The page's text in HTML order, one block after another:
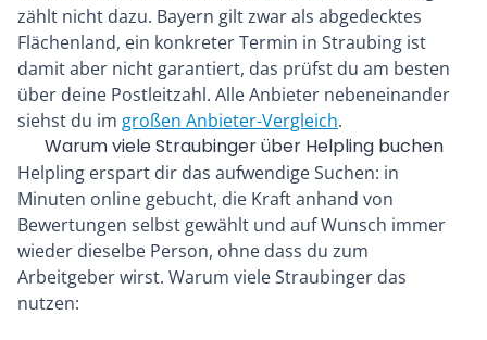
zählt nicht dazu. Bayern gilt zwar als abgedecktes
Flächenland, ein konkreter Termin in Straubing ist
damit aber nicht garantiert, das prüfst du am besten
über deine Postleitzahl. Alle Anbieter nebeneinander
siehst du im großen Anbieter-Vergleich.
Warum viele Straubinger über Helpling buchen
Helpling erspart dir das aufwendige Suchen: in
Minuten online gebucht, die Kraft anhand von
Bewertungen selbst gewählt und auf Wunsch immer
wieder dieselbe Person, ohne dass du zum
Arbeitgeber wirst. Warum viele Straubinger das
nutzen: